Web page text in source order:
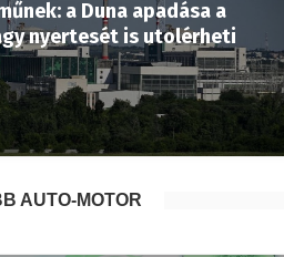
a Duna apadása a
nyertesét is utolérheti
AUTÓ-MOTOR